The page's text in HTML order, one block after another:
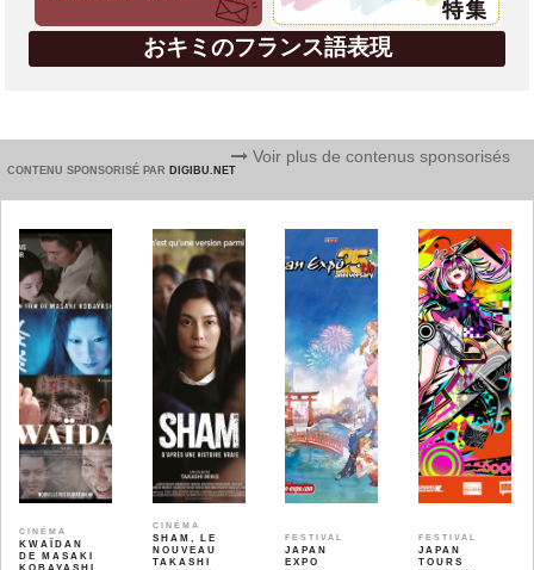
おキミのフランス語表現
CONTENU SPONSORISÉ PAR DIGIBU.NET
Voir plus de contenus sponsorisés
CINÉMA
KWAÏDAN
DE MASAKI
KOBAYASHI
CINÉMA
SHAM, LE
NOUVEAU
TAKASHI
FESTIVAL
JAPAN
EXPO
FESTIVAL
JAPAN
TOURS